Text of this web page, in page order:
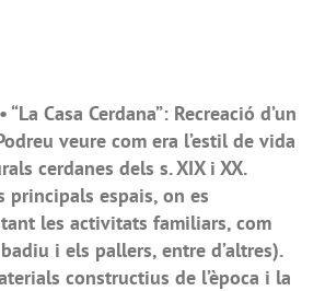
“La Casa Cerdana”: Recreació d’un
veure com era l’estil de vida
cerdanes dels s. XIX i XX.
principals espais, on es
les activitats familiars, com
i els pallers, entre d’altres).
constructius de l’època i la